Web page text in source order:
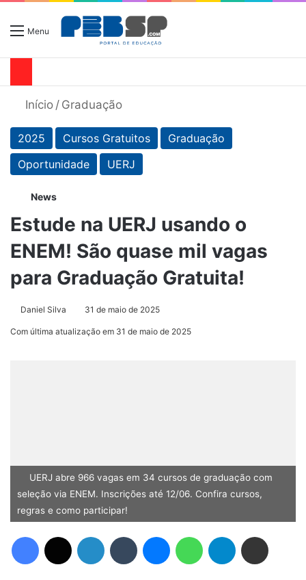
Menu
Início / Graduação
2025 Cursos Gratuitos
Graduação
Oportunidade
UERJ
News
Estude na UERJ usando o
ENEM! São quase mil vagas
para Graduação Gratuita!
Daniel Silva 31 de maio de 2025
Com última atualização em 31 de maio de 2025
UERJ abre 966 vagas em 34 cursos de graduação com
seleção via ENEM. Inscrições até 12/06. Confira cursos,
regras e como participar!